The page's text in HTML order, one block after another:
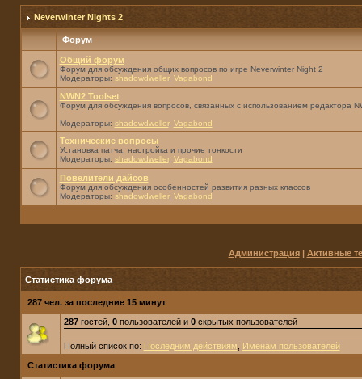
Neverwinter Nights 2
Форум
Общий форум
Форум для обсуждения общих вопросов по игре Neverwinter Night 2
Модераторы: shadowdweller, Vagabond
NWN2 Toolset
Форум для обсуждения вопросов, связанных с использованием редактора
Модераторы: shadowdweller, Vagabond
Технические вопросы
Установка патча, настройка и прочие тонкости
Модераторы: shadowdweller, Vagabond
Повелители дайсов
Форум для обсуждения особенностей развития разных классов
Модераторы: shadowdweller, Vagabond
Администрация| Активные
Статистика форума
287 чел. за последние 15 минут
287гостей, 0пользователей и 0скрытых пользователей
Полный список по: Последним действиям
Именам пользователей
Статистика форума